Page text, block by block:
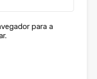
para a